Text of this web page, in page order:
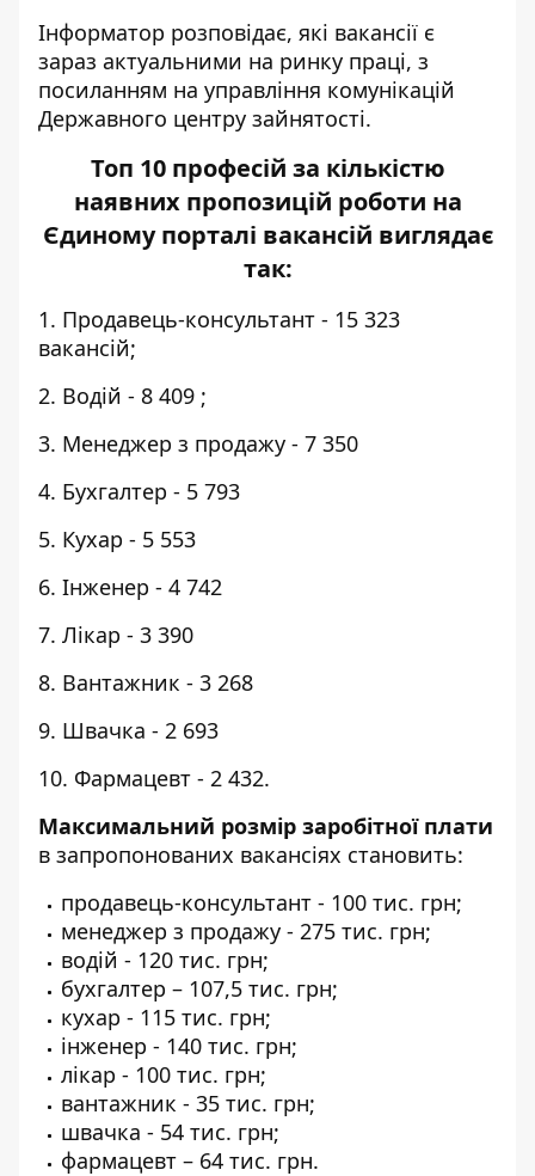
Інформатор розповідає, які вакансії є
зараз актуальними на ринку праці, з
посиланням на управління комунікацій
Державного центру зайнятості.
Топ 10 професій за кількістю
наявних пропозицій роботи на
Єдиному порталі вакансій виглядає
так:
1. Продавець-консультант - 15 323
вакансій;
2. Водій - 8 409 ;
3. Менеджер з продажу - 7 350
4. Бухгалтер - 5 793
5. Кухар - 5 553
6. Інженер - 4 742
7. Лікар - 3 390
8. Вантажник - 3 268
9. Швачка - 2 693
10. Фармацевт - 2 432.
Максимальний розмір заробітної плати
в запропонованих вакансіях становить:
продавець-консультант - 100 тис. грн;
менеджер з продажу - 275 тис. грн;
водій - 120 тис. грн;
бухгалтер – 107,5 тис. грн;
кухар - 115 тис. грн;
інженер - 140 тис. грн;
лікар - 100 тис. грн;
вантажник - 35 тис. грн;
швачка - 54 тис. грн;
фармацевт – 64 тис. грн.